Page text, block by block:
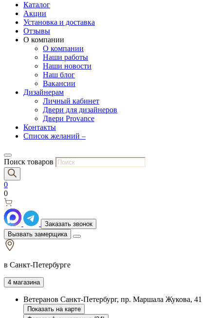
Каталог
Акции
Установка и доставка
Отзывы
О компании
О компании
Наши работы
Наши новости
Наш блог
Вакансии
Дизайнерам
Личный кабинет
Двери для дизайнеров
Двери Provance
Контакты
Список желаний –
Поиск товаров
0
0
Заказать звонок
Вызвать замерщика
в Санкт-Петербурге
4 магазина
Ветеранов Санкт-Петербург, пр. Маршала Жукова, 41
Показать на карте